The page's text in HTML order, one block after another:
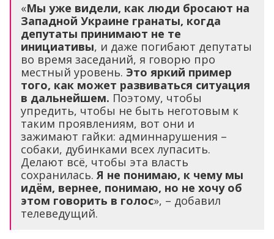
«Мы уже видели, как люди бросают на
Западной Украине гранаты, когда
депутаты принимают не те
инициативы, и даже погибают депутаты
во время заседаний, я говорю про
местный уровень. Это яркий пример
того, как может развиваться ситуация
в дальнейшем. Поэтому, чтобы
упредить, чтобы не быть неготовым к
таким проявлениям, вот они и
зажимают гайки: админнарушения –
собаки, дубинками всех лупасить.
Делают всё, чтобы эта власть
сохранилась.Я не понимаю, к чему мы
идём, вернее, понимаю, но не хочу об
этом говорить в голос», – добавил
телеведущий.